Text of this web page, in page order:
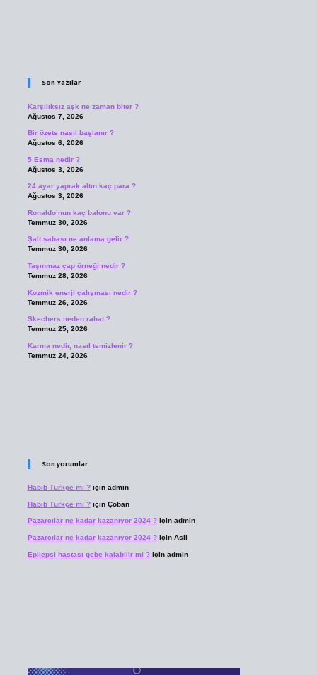
Son Yazılar
Karşılıksız aşk ne zaman biter ?
Ağustos 7, 2026
Bir özete nasıl başlanır ?
Ağustos 6, 2026
5 Esma nedir ?
Ağustos 3, 2026
24 ayar yaprak altın kaç para ?
Ağustos 3, 2026
Ronaldo’nun kaç balonu var ?
Temmuz 30, 2026
Şalt sahası ne anlama gelir ?
Temmuz 30, 2026
Taşınmaz çap örneği nedir ?
Temmuz 28, 2026
Kozmik enerji çalışması nedir ?
Temmuz 26, 2026
Skechers neden rahat ?
Temmuz 25, 2026
Karma nedir, nasıl temizlenir ?
Temmuz 24, 2026
Son yorumlar
Habib Türkçe mi ?için admin
Habib Türkçe mi ?için Çoban
Pazarcılar ne kadar kazanıyor 2024 ?için admin
Pazarcılar ne kadar kazanıyor 2024 ?için Asil
Epilepsi hastası gebe kalabilir mi ?için admin